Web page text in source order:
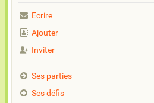
Ecrire
Ajouter
Inviter
Ses parties
Ses défis